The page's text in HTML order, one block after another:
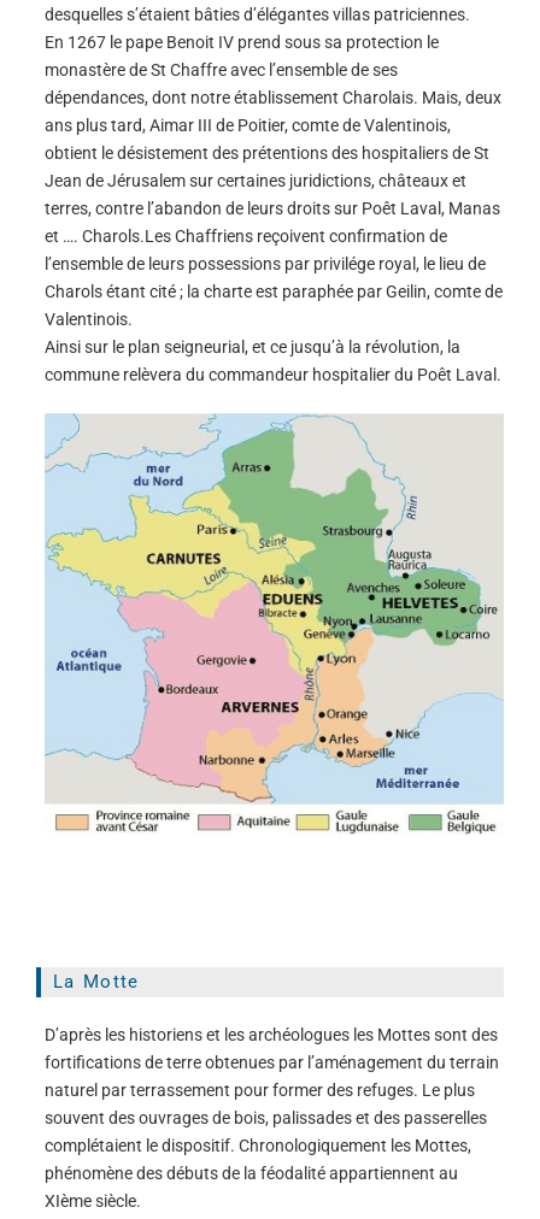
desquelles s’étaient bâties d’élégantes villas patriciennes.
En 1267 le pape Benoit IV prend sous sa protection le
monastère de St Chaffre avec l’ensemble de ses
dépendances, dont notre établissement Charolais. Mais, deux
ans plus tard, Aimar III de Poitier, comte de Valentinois,
obtient le désistement des prétentions des hospitaliers de St
Jean de Jérusalem sur certaines juridictions, châteaux et
terres, contre l’abandon de leurs droits sur Poêt Laval, Manas
et …. Charols.Les Chaffriens reçoivent confirmation de
l’ensemble de leurs possessions par privilége royal, le lieu de
Charols étant cité ; la charte est paraphée par Geilin, comte de
Valentinois.
Ainsi sur le plan seigneurial, et ce jusqu’à la révolution, la
commune relèvera du commandeur hospitalier du Poêt Laval.
La Motte
D’après les historiens et les archéologues les Mottes sont des
fortifications de terre obtenues par l’aménagement du terrain
naturel par terrassement pour former des refuges. Le plus
souvent des ouvrages de bois, palissades et des passerelles
complétaient le dispositif. Chronologiquement les Mottes,
phénomène des débuts de la féodalité appartiennent au
XIème siècle.